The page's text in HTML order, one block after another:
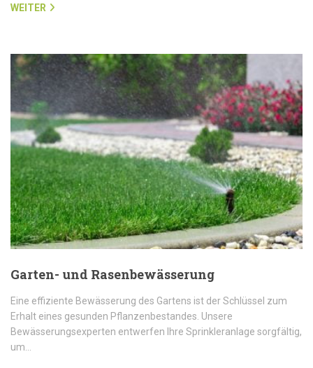
WEITER
Garten- und Rasenbewässerung
Eine effiziente Bewässerung des Gartens ist der Schlüssel zum
Erhalt eines gesunden Pflanzenbestandes. Unsere
Bewässerungsexperten entwerfen Ihre Sprinkleranlage sorgfältig,
um…